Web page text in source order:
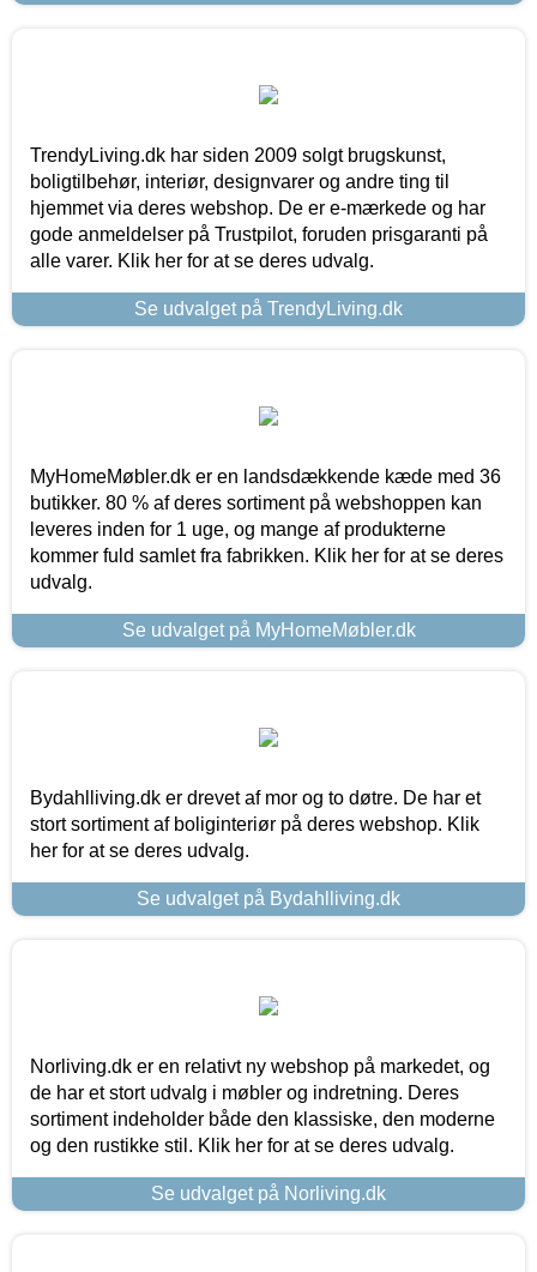
TrendyLiving.dk har siden 2009 solgt brugskunst,
boligtilbehør, interiør, designvarer og andre ting til
hjemmet via deres webshop. De er e-mærkede og har
gode anmeldelser på Trustpilot, foruden prisgaranti på
alle varer. Klik her for at se deres udvalg.
Se udvalget på TrendyLiving.dk
MyHomeMøbler.dk er en landsdækkende kæde med 36
butikker. 80 % af deres sortiment på webshoppen kan
leveres inden for 1 uge, og mange af produkterne
kommer fuld samlet fra fabrikken. Klik her for at se deres
udvalg.
Se udvalget på MyHomeMøbler.dk
Bydahlliving.dk er drevet af mor og to døtre. De har et
stort sortiment af boliginteriør på deres webshop. Klik
her for at se deres udvalg.
Se udvalget på Bydahlliving.dk
Norliving.dk er en relativt ny webshop på markedet, og
de har et stort udvalg i møbler og indretning. Deres
sortiment indeholder både den klassiske, den moderne
og den rustikke stil. Klik her for at se deres udvalg.
Se udvalget på Norliving.dk